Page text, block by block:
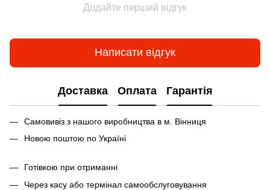
Додайте перший відгук
Написати відгук
Доставка Оплата Гарантія
Самовивіз з нашого виробництва в м. Вінниця
Новою поштою по Україні
Готівкою при отриманні
Через касу або термінал самообслуговування